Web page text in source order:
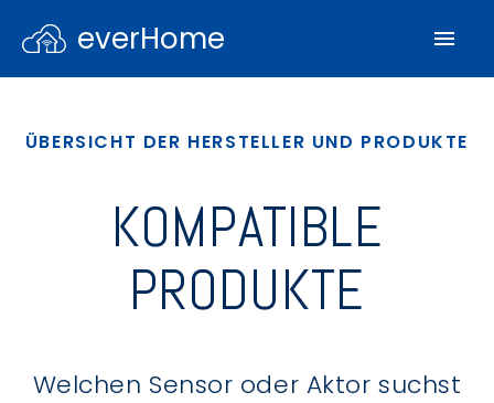
everHome
ÜBERSICHT DER HERSTELLER UND PRODUKTE
KOMPATIBLE
PRODUKTE
Welchen Sensor oder Aktor suchst